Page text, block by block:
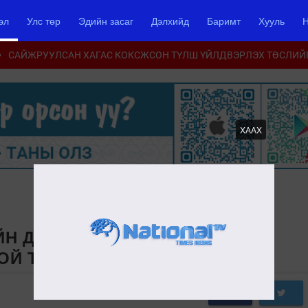
Улс төр Эдийн засаг Дэлхийд Баримт Хууль
ХААХ
САЙЖРУУЛСАН ХАГАС КОКСЖСОН ТҮЛШ ҮЙЛДВЭРЛЭХ
ДЭЭД ГЕНЕРАЛ ЦОЛ ОЛГОЖ
ТОХИОЖ БАЙНА